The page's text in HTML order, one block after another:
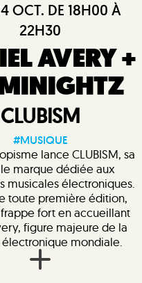
OCT. DE 18H00 À
22H30
AVERY +
CLUBISM
#MUSIQUE
lance CLUBISM, sa
marque dédiée aux
musicales électroniques.
toute première édition,
fort en accueillant
figure majeure de la
mondiale.